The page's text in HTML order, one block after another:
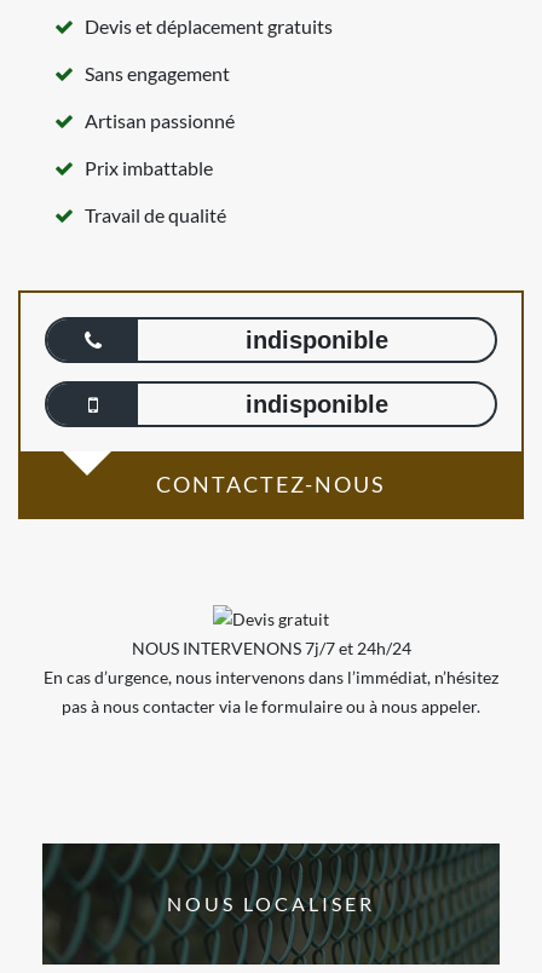
Devis et déplacement gratuits
Sans engagement
Artisan passionné
Prix imbattable
Travail de qualité
indisponible
indisponible
CONTACTEZ-NOUS
NOUS INTERVENONS 7j/7 et 24h/24
En cas d’urgence, nous intervenons dans l’immédiat, n’hésitez
pas à nous contacter via le formulaire ou à nous appeler.
NOUS LOCALISER